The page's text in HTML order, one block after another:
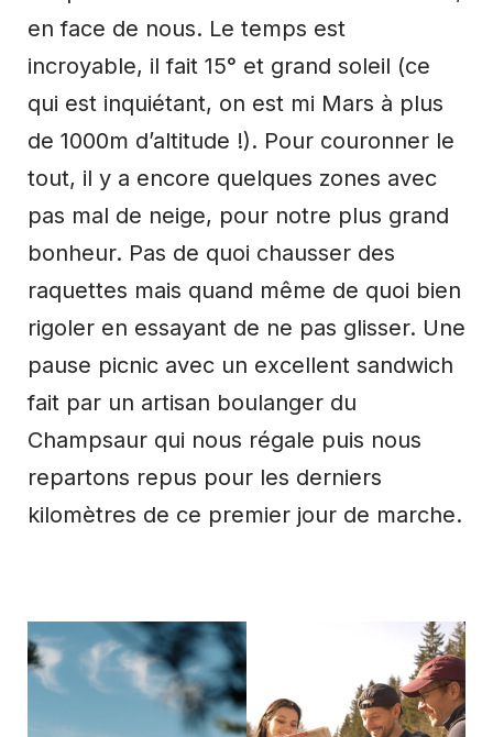
en face de nous. Le temps est
incroyable, il fait 15° et grand soleil (ce
qui est inquiétant, on est mi Mars à plus
de 1000m d’altitude !). Pour couronner le
tout, il y a encore quelques zones avec
pas mal de neige, pour notre plus grand
bonheur. Pas de quoi chausser des
raquettes mais quand même de quoi bien
rigoler en essayant de ne pas glisser. Une
pause picnic avec un excellent sandwich
fait par un artisan boulanger du
Champsaur qui nous régale puis nous
repartons repus pour les derniers
kilomètres de ce premier jour de marche.